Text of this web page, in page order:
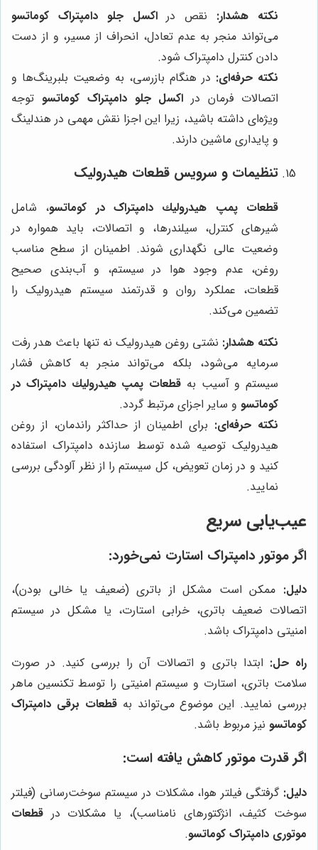
نکته هشدار: نقص دراکسل جلو دامپتراک کوماتسو
می‌تواند منجر به عدم تعادل، انحراف از مسیر، و از دست
دادن کنترل دامپتراک شود.
نکته حرفه‌ای: در هنگام بازرسی، به وضعیت بلبرینگ‌ها و
اتصالات فرمان در اکسل جلو دامپتراک کوماتسو توجه
ویژه‌ای داشته باشید، زیرا این اجزا نقش مهمی در هندلینگ
و پایداری ماشین دارند.
تنظیمات و سرویس قطعات هیدرولیک
قطعات پمپ هيدروليك دامپتراک در کوماتسو، شامل
شیرهای کنترل، سیلندرها، و اتصالات، باید همواره در
وضعیت عالی نگهداری شوند. اطمینان از سطح مناسب
روغن، عدم وجود هوا در سیستم، و آب‌بندی صحیح
قطعات، عملکرد روان و قدرتمند سیستم هیدرولیک را
تضمین می‌کند.
نکته هشدار: نشتی روغن هیدرولیک نه تنها باعث هدر رفت
سرمایه می‌شود، بلکه می‌تواند منجر به کاهش فشار
سیستم و آسیب به قطعات پمپ هيدروليك دامپتراک در
کوماتسو و سایر اجزای مرتبط گردد.
نکته حرفه‌ای: برای اطمینان از حداکثر راندمان، از روغن
هیدرولیک توصیه شده توسط سازنده دامپتراک استفاده
کنید و در زمان تعویض، کل سیستم را از نظر آلودگی بررسی
نمایید.
عیب‌یابی سریع
اگر موتور دامپتراک استارت نمی‌خورد:
دلیل: ممکن است مشکل از باتری (ضعیف یا خالی بودن)،
اتصالات ضعیف باتری، خرابی استارت، یا مشکل در سیستم
امنیتی دامپتراک باشد.
راه حل: ابتدا باتری و اتصالات آن را بررسی کنید. در صورت
سلامت باتری، استارت و سیستم امنیتی را توسط تکنسین ماهر
بررسی نمایید. این موضوع می‌تواند بهقطعات برقی دامپتراک
کوماتسو نیز مربوط باشد.
اگر قدرت موتور کاهش یافته است:
دلیل: گرفتگی فیلتر هوا، مشکلات در سیستم سوخت‌رسانی (فیلتر
سوخت کثیف، انژکتورهای نامناسب)، یا مشکلات در قطعات
موتوری دامپتراک کوماتسو.